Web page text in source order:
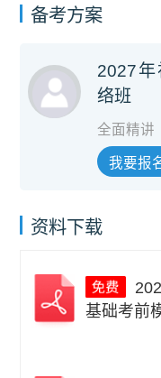
备考方案
2027
络班
全面精讲
我要报
资料下载
基础考前